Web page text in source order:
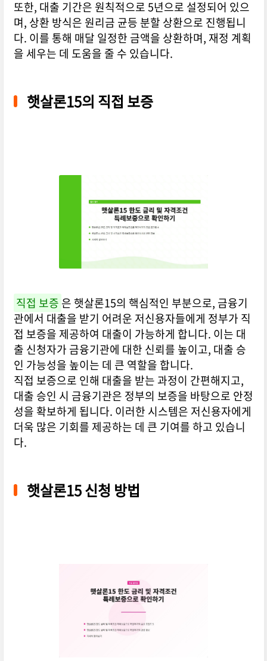
또한, 대출 기간은 원칙적으로 5년으로 설정되어 있으
며, 상환 방식은 원리금 균등 분할 상환으로 진행됩니
다. 이를 통해 매달 일정한 금액을 상환하며, 재정 계획
을 세우는 데 도움을 줄 수 있습니다.
햇살론15의 직접 보증
직접 보증 은 햇살론15의 핵심적인 부분으로, 금융기
관에서 대출을 받기 어려운 저신용자들에게 정부가 직
접 보증을 제공하여 대출이 가능하게 합니다. 이는 대
출 신청자가 금융기관에 대한 신뢰를 높이고, 대출 승
인 가능성을 높이는 데 큰 역할을 합니다.
직접 보증으로 인해 대출을 받는 과정이 간편해지고,
대출 승인 시 금융기관은 정부의 보증을 바탕으로 안정
성을 확보하게 됩니다. 이러한 시스템은 저신용자에게
더욱 많은 기회를 제공하는 데 큰 기여를 하고 있습니
다.
햇살론15 신청 방법